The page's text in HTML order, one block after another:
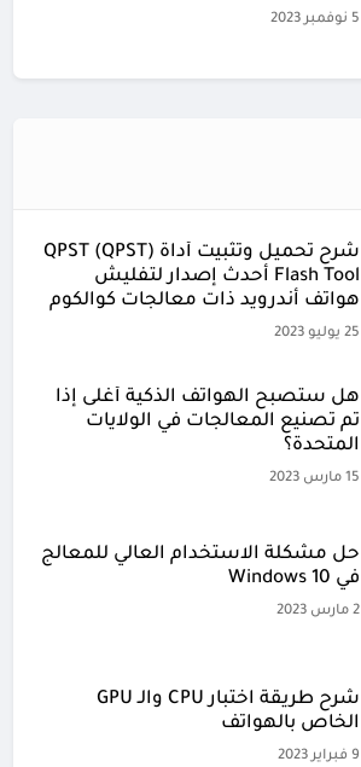
5 نوفمبر 2023
شرح تحميل وتثبيت أداة (QPST (QPST
Flash Tool أحدث إصدار لتفليش
هواتف أندرويد ذات معالجات كوالكوم
25 يوليو 2023
هل ستصبح الهواتف الذكية أغلى إذا
تم تصنيع المعالجات في الولايات
المتحدة؟
15 مارس 2023
حل مشكلة الاستخدام العالي للمعالج
في Windows 10
2 مارس 2023
شرح طريقة اختبار CPU والـ GPU
الخاص بالهواتف
9 فبراير 2023